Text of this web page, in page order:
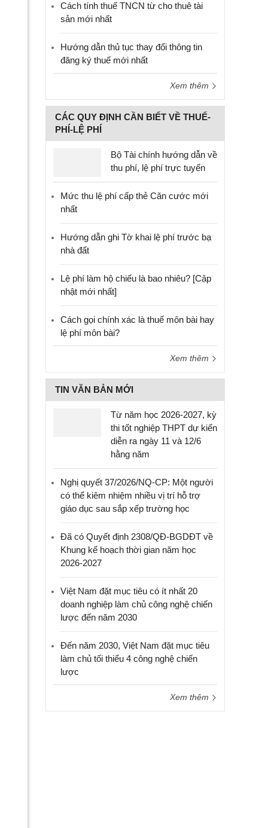
Cách tính thuế TNCN từ cho thuê tài
sản mới nhất
Hướng dẫn thủ tục thay đổi thông tin
đăng ký thuế mới nhất
Xem thêm
CÁC QUY ĐỊNH CẦN BIẾT VỀ THUẾ-
PHÍ-LỆ PHÍ
Bộ Tài chính hướng dẫn về
thu phí, lệ phí trực tuyến
Mức thu lệ phí cấp thẻ Căn cước mới
nhất
Hướng dẫn ghi Tờ khai lệ phí trước bạ
nhà đất
Lệ phí làm hộ chiếu là bao nhiêu? [Cập
nhật mới nhất]
Cách gọi chính xác là thuế môn bài hay
lệ phí môn bài?
Xem thêm
TIN VĂN BẢN MỚI
Từ năm học 2026-2027, kỳ
thi tốt nghiệp THPT dự kiến
diễn ra ngày 11 và 12/6
hằng năm
Nghị quyết 37/2026/NQ-CP: Một người
có thể kiêm nhiệm nhiều vị trí hỗ trợ
giáo dục sau sắp xếp trường học
Đã có Quyết định 2308/QĐ-BGDĐT về
Khung kế hoạch thời gian năm học
2026-2027
Việt Nam đặt mục tiêu có ít nhất 20
doanh nghiệp làm chủ công nghệ chiến
lược đến năm 2030
Đến năm 2030, Việt Nam đặt mục tiêu
làm chủ tối thiểu 4 công nghệ chiến
lược
Xem thêm